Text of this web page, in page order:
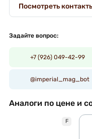
Посмотреть
Задайте вопрос:
+7 (926) 049-42-99
@imperial_mag_bot
Аналоги по цене и
F